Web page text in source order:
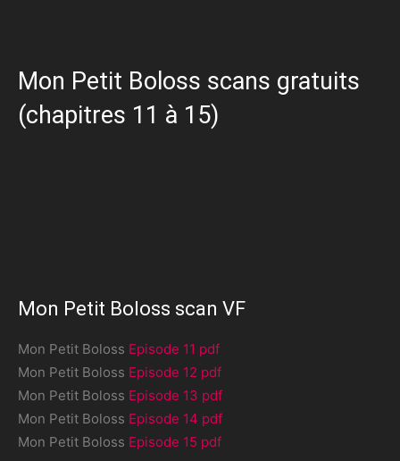
Mon Petit Boloss scans gratuits
(chapitres 11 à 15)
Mon Petit Boloss scan VF
Mon Petit Boloss Episode 11 pdf
Mon Petit Boloss Episode 12 pdf
Mon Petit Boloss Episode 13 pdf
Mon Petit Boloss Episode 14 pdf
Mon Petit Boloss Episode 15 pdf